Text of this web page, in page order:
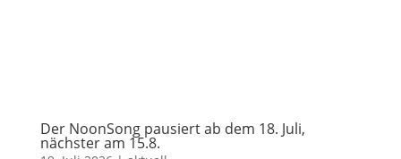
Der NoonSong pausiert ab dem 18. Juli,
nächster am 15.8.